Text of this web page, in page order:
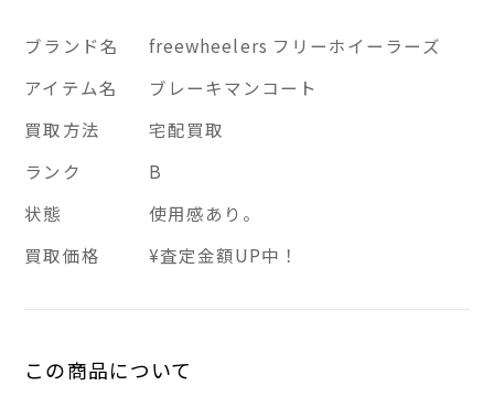
ブランド名
freewheelers フリーホイーラーズ
アイテム名
ブレーキマンコート
買取方法
宅配買取
ランク
B
状態
使用感あり。
買取価格
¥査定金額UP中！
この商品について